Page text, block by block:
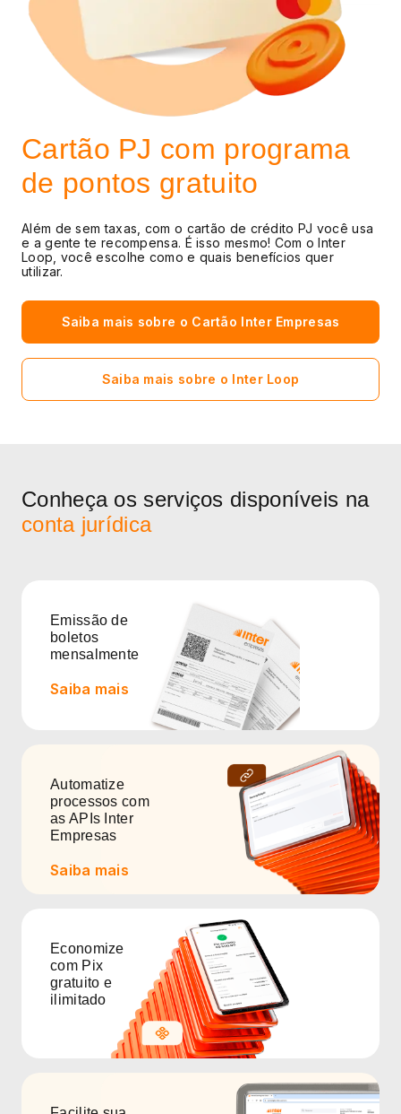
Cartão PJ com programa
de pontos gratuito
Além de sem taxas, com o cartão de crédito PJ você usa
e a gente te recompensa. É isso mesmo! Com o Inter
Loop, você escolhe como e quais benefícios quer
utilizar.
Saiba mais sobre o Cartão Inter Empresas
Saiba mais sobre o Inter Loop
Conheça os serviços disponíveis na
conta jurídica
Emissão de
boletos
mensalmente
Saiba mais
Automatize
processos com
as APIs Inter
Empresas
Saiba mais
Economize
com Pix
gratuito e
ilimitado